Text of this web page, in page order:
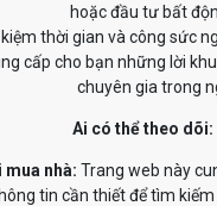
hoặc đầu tư bất
thời gian và công sức
cấp cho bạn những lời
chuyên gia trong
Ai có thể theo dõi:
mua nhà: Trang web này
tin cần thiết để tìm